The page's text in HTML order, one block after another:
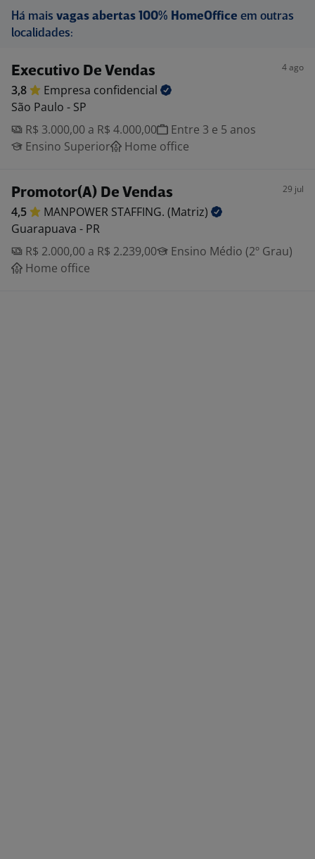
Há mais vagas abertas 100% HomeOffice em outras
localidades:
Executivo De Vendas 4 ago
3,8 Empresa confidencial
São Paulo - SP
R$ 3.000,00 a R$ 4.000,00
Entre 3 e 5 anos
Ensino Superior
Home office
Promotor(A) De Vendas 29 jul
4,5 MANPOWER STAFFING. (Matriz)
Guarapuava - PR
R$ 2.000,00 a R$ 2.239,00
Ensino Médio (2º Grau)
Home office